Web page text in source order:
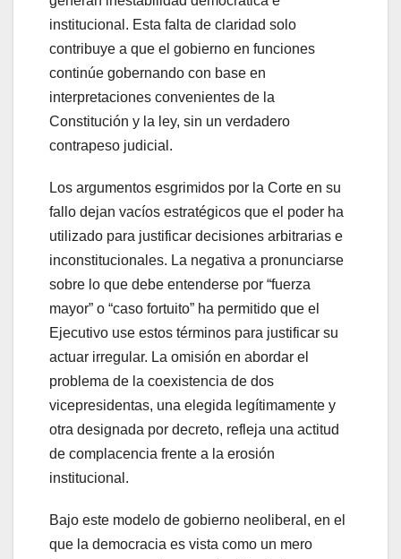
institucional. Esta falta de claridad solo
contribuye a que el gobierno en funciones
continúe gobernando con base en
interpretaciones convenientes de la
Constitución y la ley, sin un verdadero
contrapeso judicial.
Los argumentos esgrimidos por la Corte en su
fallo dejan vacíos estratégicos que el poder ha
utilizado para justificar decisiones arbitrarias e
inconstitucionales. La negativa a pronunciarse
sobre lo que debe entenderse por “fuerza
mayor” o “caso fortuito” ha permitido que el
Ejecutivo use estos términos para justificar su
actuar irregular. La omisión en abordar el
problema de la coexistencia de dos
vicepresidentas, una elegida legítimamente y
otra designada por decreto, refleja una actitud
de complacencia frente a la erosión
institucional.
Bajo este modelo de gobierno neoliberal, en el
que la democracia es vista como un mero